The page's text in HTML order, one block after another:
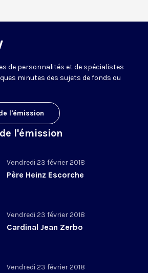
de personnalités et de spécialistes
minutes des sujets de fonds ou
l'émission
l'émission
Vendredi 23 février 2018
Père Heinz Escorche
Vendredi 23 février 2018
Cardinal Jean Zerbo
Vendredi 23 février 2018